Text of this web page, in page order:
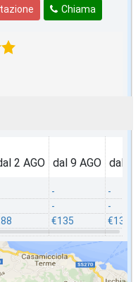
Chiama
2 AGO dal 9 AGO
-
-
€135
dal
-
-
€132